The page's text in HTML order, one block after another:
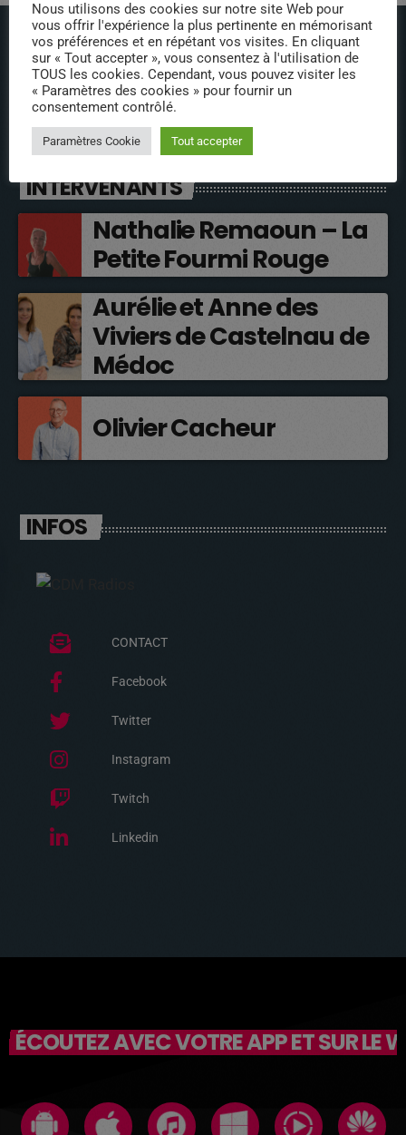
ÉPISODES DE PODCAST
INTERVENANTS
Nathalie Remaoun – La
Petite Fourmi Rouge
Aurélie et Anne des
Viviers de Castelnau de
Médoc
Olivier Cacheur
INFOS
CONTACT
Facebook
Twitter
Instagram
Twitch
Linkedin
ÉCOUTEZ AVEC VOTRE APP ET SUR LE
Nous utilisons des cookies sur notre site Web pour
vous offrir l'expérience la plus pertinente en mémorisant
vos préférences et en répétant vos visites. En cliquant
sur « Tout accepter », vous consentez à l'utilisation de
TOUS les cookies. Cependant, vous pouvez visiter les
« Paramètres des cookies » pour fournir un
consentement contrôlé.
Paramètres Cookie Tout accepter